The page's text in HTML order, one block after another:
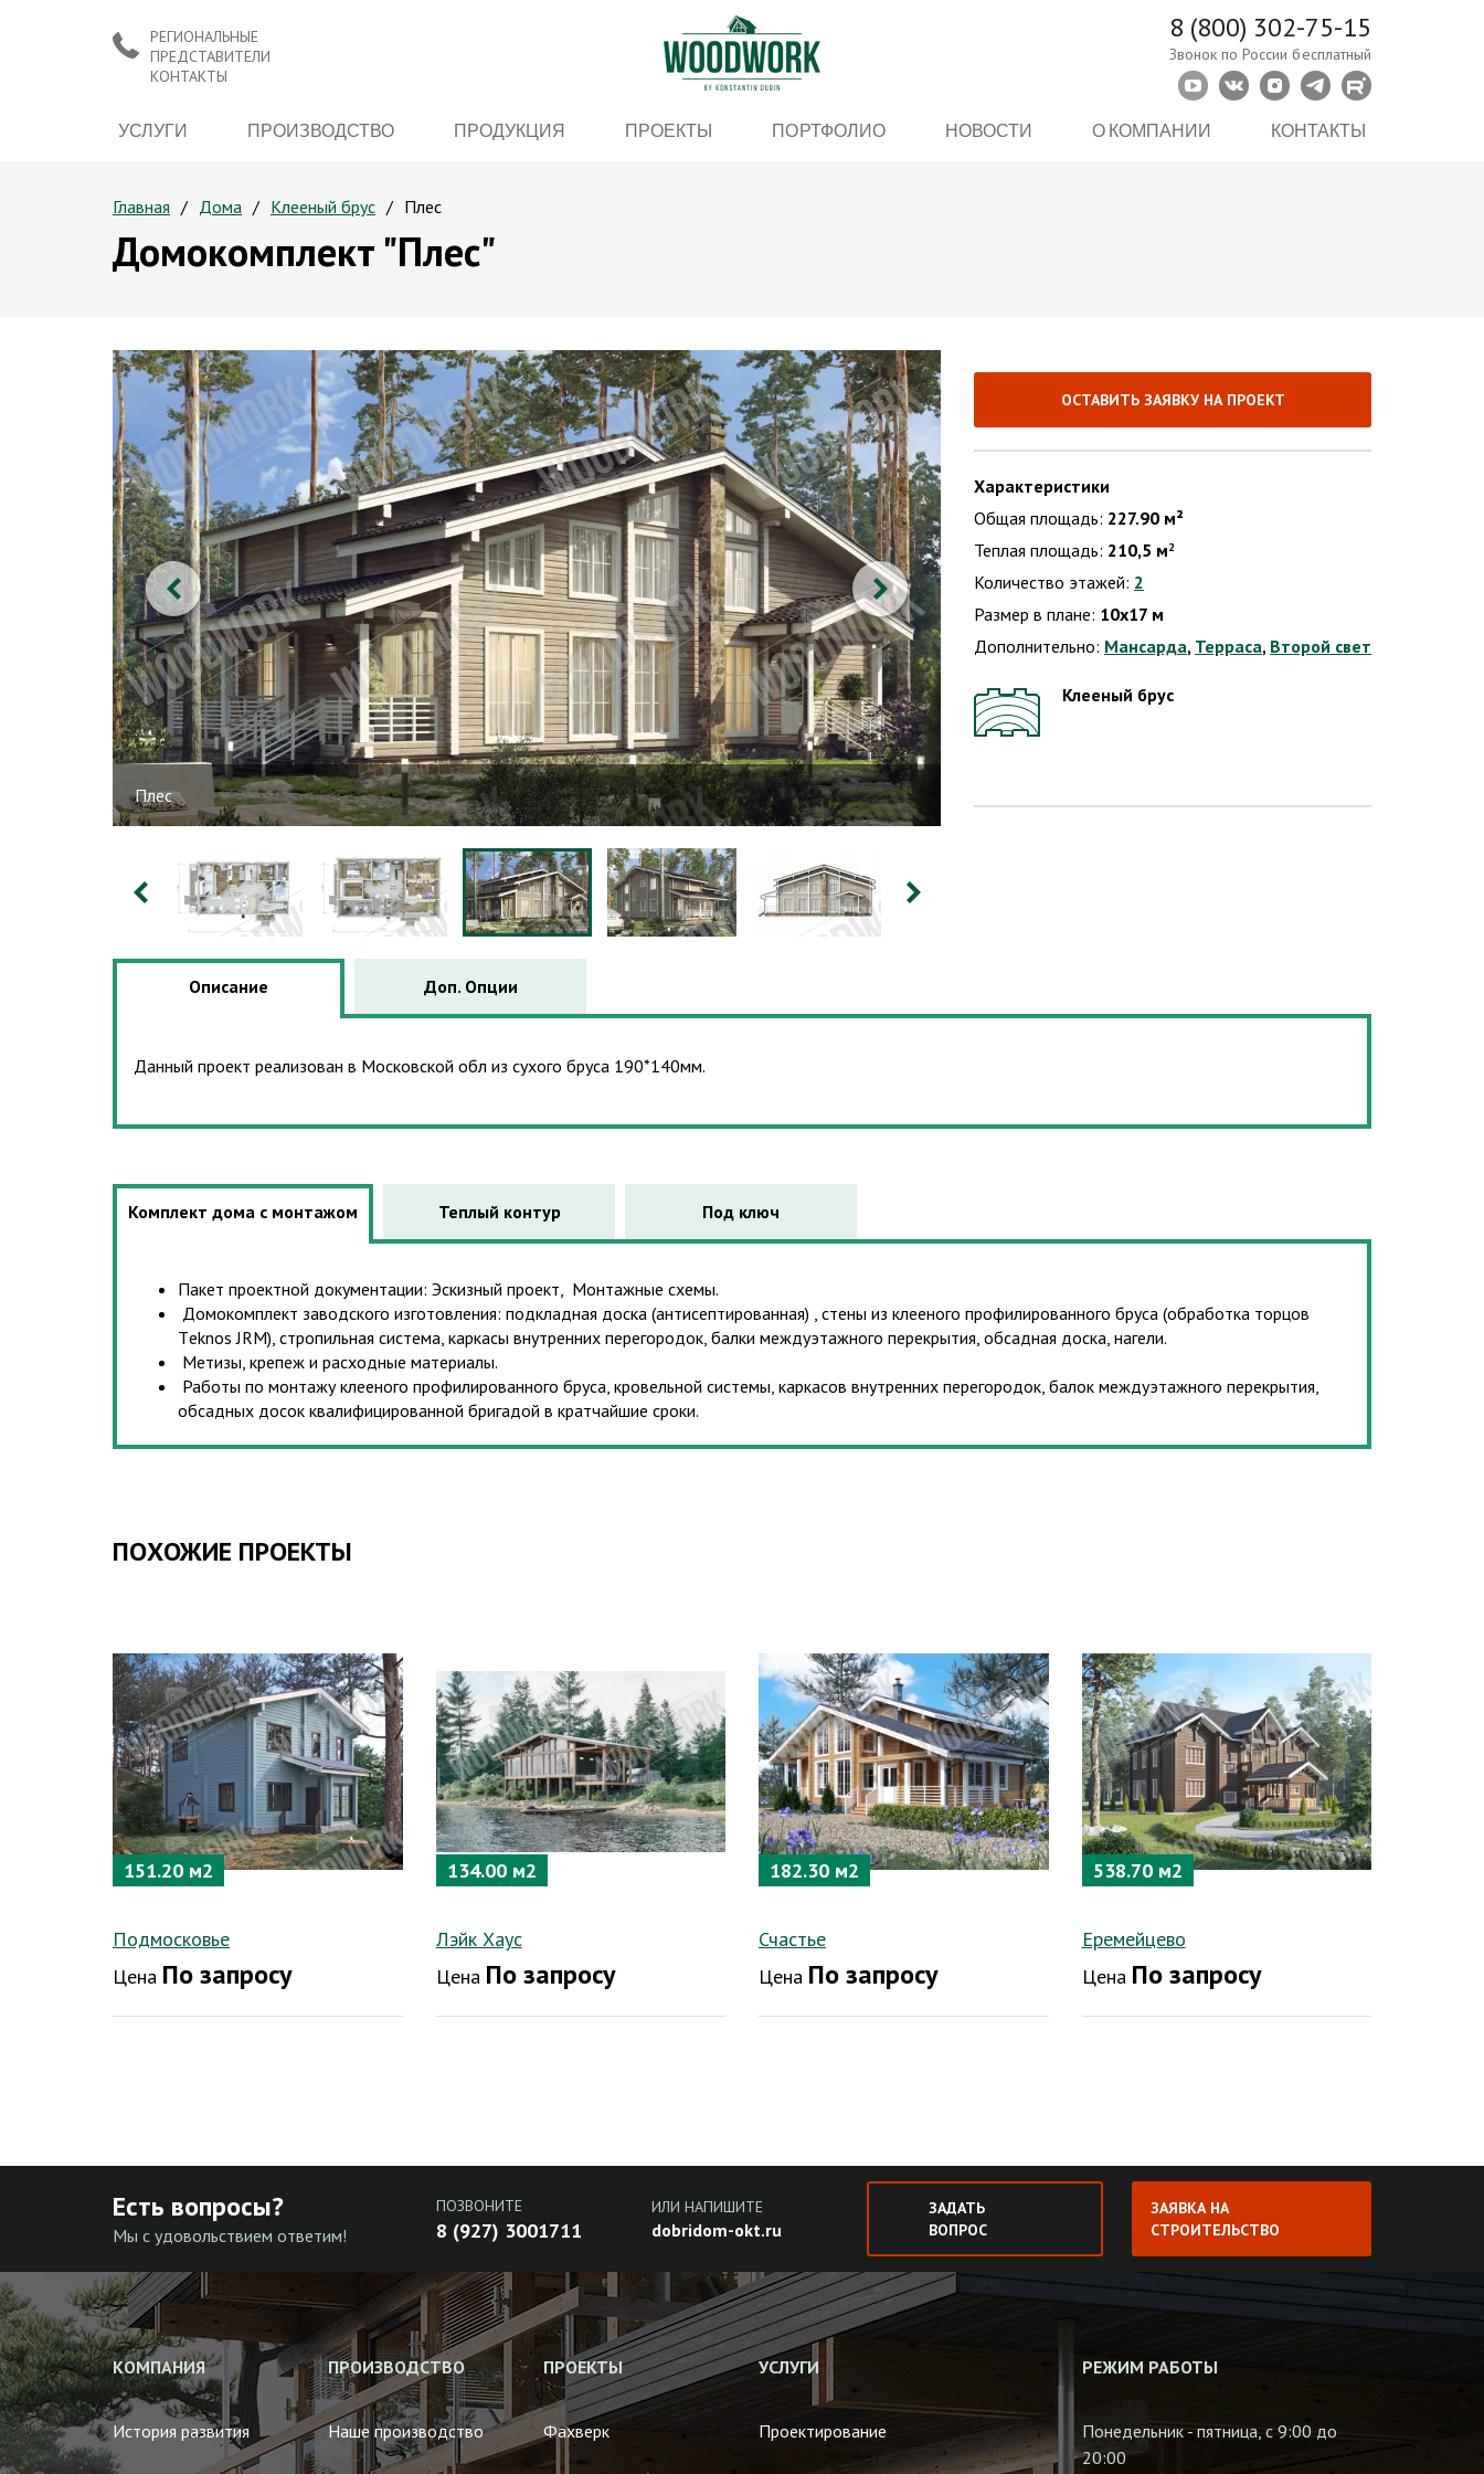
РЕГИОНАЛЬНЫЕ
ПРЕДСТАВИТЕЛИ
КОНТАКТЫ
8 (800) 302-75-15
Звонок по России бесплатный
УСЛУГИ ПРОИЗВОДСТВО ПРОДУКЦИЯ ПРОЕКТЫ ПОРТФОЛИО НОВОСТИ О КОМПАНИИ КОНТАКТЫ
Главная Дома Клееный брус Плес
Домокомплект "Плес"
Плес
ОСТАВИТЬ ЗАЯВКУ НА ПРОЕКТ
Характеристики
Общая площадь: 227.90 м²
Теплая площадь: 210,5 м2
Количество этажей: 2
Размер в плане: 10х17 м
Дополнительно: Мансарда, Терраса, Второй свет
Клееный брус
Описание Доп. Опции
Данный проект реализован в Московской обл из сухого бруса 190*140мм.
Комплект дома с монтажом Теплый контур Под ключ
Пакет проектной документации: Эскизный проект, Монтажные схемы.
Домокомплект заводского изготовления: подкладная доска (антисептированная) , стены из клееного профилированного бруса (обработка торцов
Тeknos JRM), стропильная система, каркасы внутренних перегородок, балки междуэтажного перекрытия, обсадная доска, нагели.
Метизы, крепеж и расходные материалы.
Работы по монтажу клееного профилированного бруса, кровельной системы, каркасов внутренних перегородок, балок междуэтажного перекрытия,
обсадных досок квалифицированной бригадой в кратчайшие сроки.
ПОХОЖИЕ ПРОЕКТЫ
151.20 м2
Подмосковье
Цена По запросу
134.00 м2
Лэйк Хаус
Цена По запросу
182.30 м2
Счастье
Цена По запросу
538.70 м2
Еремейцево
Цена По запросу
Есть вопросы?
Мы с удовольствием ответим!
ПОЗВОНИТЕ
8 (927) 3001711
ИЛИ НАПИШИТЕ
dobridom-okt.ru
ЗАДАТЬ
ВОПРОС
ЗАЯВКА НА
СТРОИТЕЛЬСТВО
КОМПАНИЯ
История развития
ПРОИЗВОДСТВО
Наше производство
ПРОЕКТЫ
Фахверк
УСЛУГИ
Проектирование
РЕЖИМ РАБОТЫ
Понедельник - пятница, с 9:00 до
20:00